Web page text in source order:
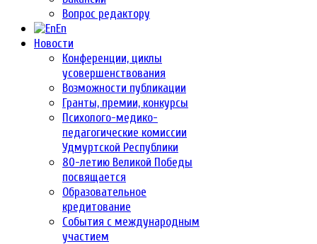
Вопрос редактору
En
Новости
Конференции, циклы
усовершенствования
Возможности публикации
Гранты, премии, конкурсы
Психолого-медико-
педагогические комиссии
Удмуртской Республики
80-летию Великой Победы
посвящается
Образовательное
кредитование
События с международным
участием